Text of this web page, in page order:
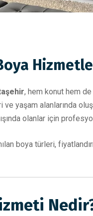
, hem konut hem
ve yaşam alanlarında
olanlar için
boya türleri,